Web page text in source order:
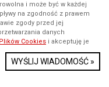
i może być w każdej
na zgodność z prawem
zgody przed jej
danych
Cookies i akceptuję je
WYŚLIJ WIADOMOŚĆ »